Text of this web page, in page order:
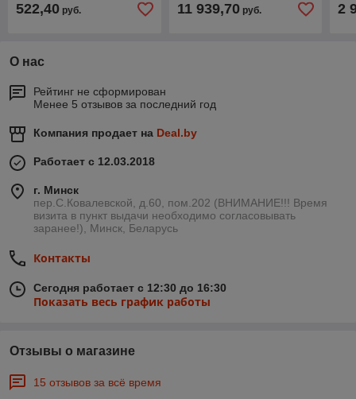
522,40 руб. 11 939,70руб. 2
О нас
Рейтинг не сформирован
Менее 5 отзывов за последний год
Компания продает на Deal.by
Работает с 12.03.2018
г. Минск
пер.С.Ковалевской, д.60, пом.202 (ВНИМАНИЕ!!! Время
визита в пункт выдачи необходимо согласовывать
заранее!), Минск, Беларусь
Контакты
Сегодня работает с 12:30 до 16:30
Показать весь график работы
Отзывы о магазине
15 отзывов за всё время